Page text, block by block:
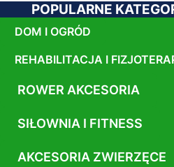
POPULARNE
DOM I OGRÓD
REHABILITACJA I
ROWER AKCESORIA
SIŁOWNIA I FITNESS
AKCESORIA ZWIERZĘCE